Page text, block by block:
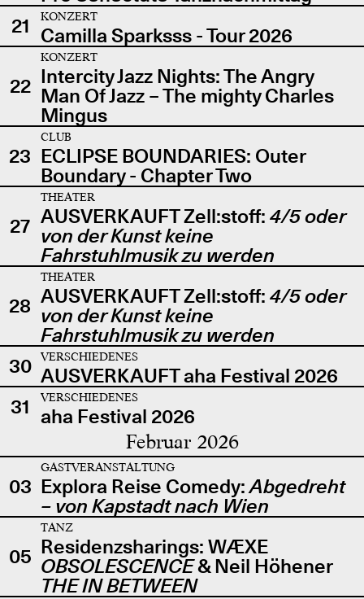
21
KONZERT
Camilla Sparksss - Tour 2026
22
KONZERT
Intercity Jazz Nights: The Angry
Man Of Jazz – The mighty Charles
Mingus
23
CLUB
ECLIPSE BOUNDARIES: Outer
Boundary - Chapter Two
27
THEATER
AUSVERKAUFT Zell:stoff: 4/5 oder
von der Kunst keine
Fahrstuhlmusik zu werden
28
THEATER
AUSVERKAUFT Zell:stoff: 4/5 oder
von der Kunst keine
Fahrstuhlmusik zu werden
30
VERSCHIEDENES
AUSVERKAUFT aha Festival 2026
31
VERSCHIEDENES
aha Festival 2026
Februar 2026
03
GASTVERANSTALTUNG
Explora Reise Comedy:Abgedreht
– von Kapstadt nach Wien
05
TANZ
Residenzsharings: WÆXE
OBSOLESCENCE& Neil Höhener
THE IN BETWEEN